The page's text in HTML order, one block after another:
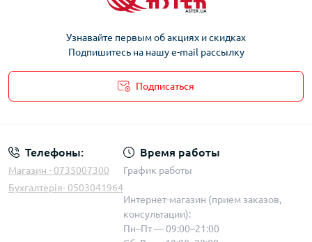
Узнавайте первым об акциях и скидках
Подпишитесь на нашу e-mail рассылку
Подписаться
Телефоны:
Магазин - 0735007300
Бухгалтерія- 0503041964
Время работы
График работы
Интернет-магазин (прием заказов,
консультации):
Пн–Пт — 09:00–21:00